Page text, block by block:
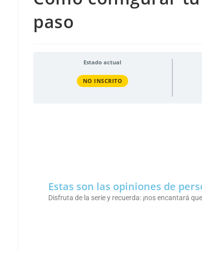
paso
Estado actual
NO INSCRITO
Estas son las opiniones de
Disfruta de la serie y recuerda: ¡nos encantará